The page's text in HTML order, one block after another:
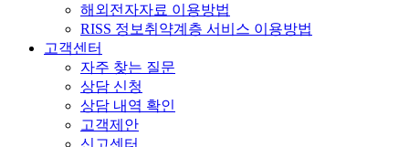
해외전자자료 이용방법
RISS 정보취약계층 서비스 이용방법
고객센터
자주 찾는 질문
상담 신청
상담 내역 확인
고객제안
신고센터